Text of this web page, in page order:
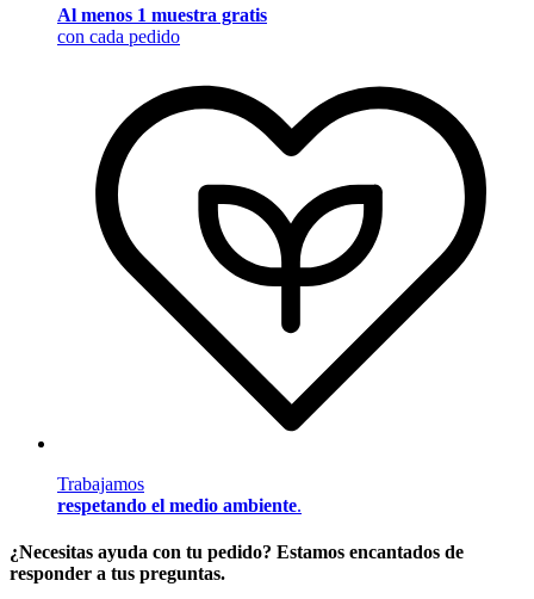
Al menos 1 muestra gratis
con cada pedido
Trabajamos
respetando el medio ambiente.
¿Necesitas ayuda con tu pedido? Estamos encantados de
responder a tus preguntas.